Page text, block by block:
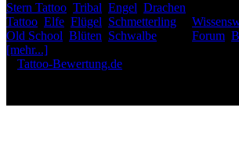
Stern Tattoo Tribal Engel Drachen
Tattoo Elfe Flügel Schmetterling
Old School Blüten Schwalbe
[mehr...]
Forum
Tattoo-Bewertung.de